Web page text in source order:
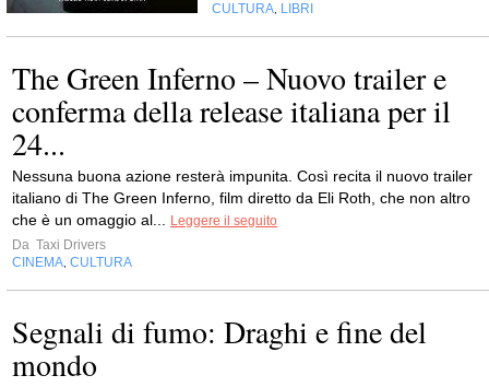
CULTURA LIBRI
The Green Inferno – Nuovo trailer e
conferma della release italiana per il
24...
Nessuna buona azione resterà impunita. Così recita il nuovo trailer
italiano di The Green Inferno, film diretto da Eli Roth, che non altro
che è un omaggio al...
Leggere il seguito
Da Taxi Drivers
CINEMA CULTURA
Segnali di fumo: Draghi e fine del
mondo